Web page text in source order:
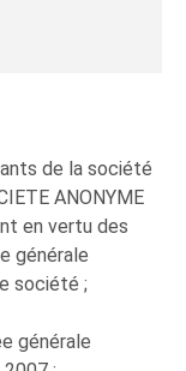
de la société
ANONYME
en vertu des
générale
société ;
générale